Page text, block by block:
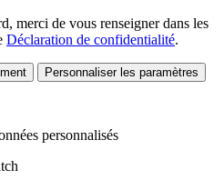
merci de vous renseigner dans les
Déclaration de confidentialité.
Personnaliser les paramètres
personnalisés